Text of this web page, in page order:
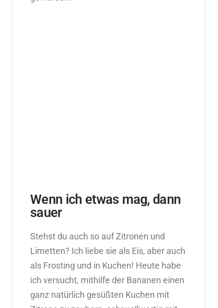
Wenn ich etwas mag, dann
sauer
Stehst du auch so auf Zitronen und
Limetten? Ich liebe sie als Eis, aber auch
als Frosting und in Kuchen! Heute habe
ich versucht, mithilfe der Bananen einen
ganz natürlich gesüßten Kuchen mit